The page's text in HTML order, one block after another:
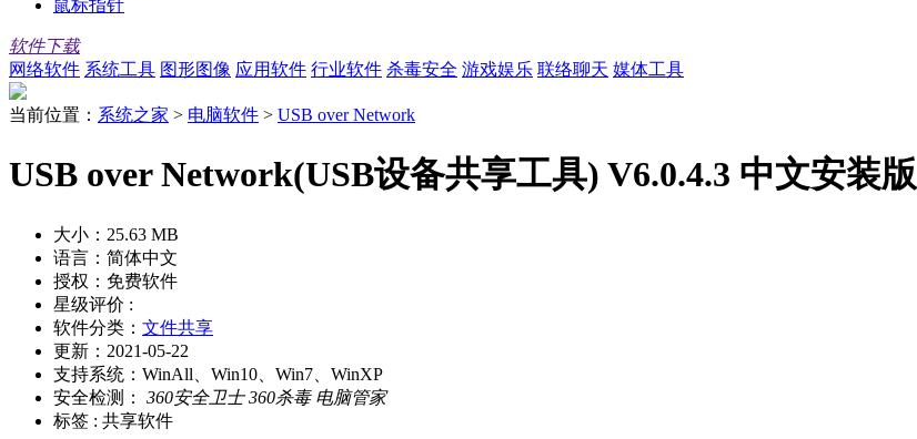
鼠标指针
软件下载
网络软件 系统工具 图形图像 应用软件 行业软件 杀毒安全 游戏娱乐 联络聊天 媒体工具
当前位置： 系统之家 > 电脑软件 > USB over Network
USB over Network(USB设备共享工具) V6.0.4.3 中文安装版
大小： 25.63 MB
语言： 简体中文
授权： 免费软件
星级评价 :
软件分类： 文件共享
更新： 2021-05-22
支持系统： WinAll、Win10、Win7、WinXP
安全检测：
360安全卫士 360杀毒 电脑管家
标签 : 共享软件